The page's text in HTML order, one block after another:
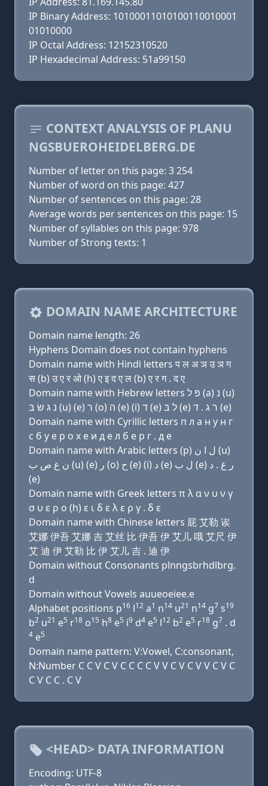
IP Binary Address: 10100011010100110010001
01010000
IP Octal Address: 12152310520
IP Hexadecimal Address: 51a99150
CONTEXT ANALYSIS OF PLANU
NGSBUEROHEIDELBERG.DE
Number of letter on this page: 3 254
Number of word on this page: 427
Number of sentences on this page: 28
Average words per sentences on this page: 15
Number of syllables on this page: 978
Number of Strong texts: 1
DOMAIN NAME ARCHITECTURE
Domain name length: 26
Hyphens Domain does not contain hyphens
Domain name with Hindi letters प ल अ ञ उ ञ ग
स (b) उ ए र ओ (h) ए इ द ए ल (b) ए र ग . द ए
Domain name with Hebrew letters פּ ל (a) נ (u)
נ ג שׂ בּ (u) (e) ר (ο) ה (e) (i) ד (e) ל בּ (e) ר ג . ד (e)
Domain name with Cyrillic letters п л a н у н г
с б у e р о х e и д e л б e р г . д e
Domain name with Arabic letters (p) ﻝ ﺍ ﻥ (u)
ﻥ ﻍ ﺹ ﺏ (u) (e) ﺭ (o) ﺡ (e) (i) ﺩ (e) ﻝ ﺏ (e) ﺭ ﻍ . ﺩ
(e)
Domain name with Greek letters π λ α ν υ ν γ
σ υ ε ρ ο (h) ε ι δ ε λ ε ρ γ . δ ε
Domain name with Chinese letters 屁 艾勒 诶
艾娜 伊吾 艾娜 吉 艾丝 比 伊吾 伊 艾儿 哦 艾尺 伊
艾 迪 伊 艾勒 比 伊 艾儿 吉 . 迪 伊
Domain without Consonants plnngsbrhdlbrg.
d
Domain without Vowels auueoeiee.e
Alphabet positions p16 l12 a1 n14 u21 n14 g7 s19
b2 u21 e5 r18 o15 h8 e5 i9 d4 e5 l12 b2 e5 r18 g7 . d
4 e5
Domain name pattern: V:Vowel, C:consonant,
N:Number C C V C V C C C C V V C V C V V C V C
C V C C . C V
<HEAD> DATA INFORMATION
Encoding: UTF-8